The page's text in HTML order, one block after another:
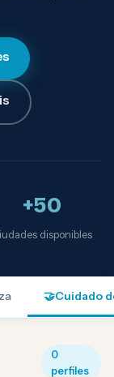
+50
disponibles
🤝Cuidado
0
perfiles